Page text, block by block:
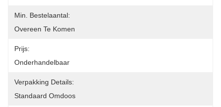
Min. Bestelaantal:
Overeen Te Komen
Prijs:
Onderhandelbaar
Verpakking Details:
Standaard Omdoos